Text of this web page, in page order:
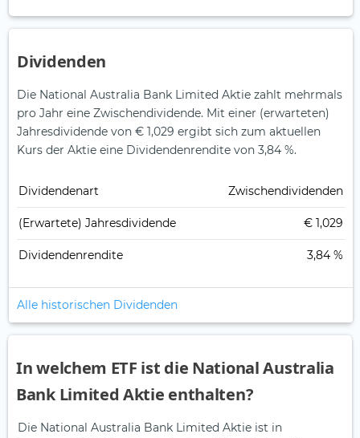
Dividenden
Die National Australia Bank Limited Aktie zahlt mehrmals
pro Jahr eine Zwischendividende. Mit einer (erwarteten)
Jahresdividende von € 1,029 ergibt sich zum aktuellen
Kurs der Aktie eine Dividendenrendite von 3,84 %.
Dividendenart Zwischendividenden
(Erwartete) Jahresdividende € 1,029
Dividendenrendite 3,84 %
Alle historischen Dividenden
In welchem ETF ist die National Australia
Bank Limited Aktie enthalten?
Die National Australia Bank Limited Aktie ist in